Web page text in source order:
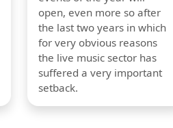
open, even more so after
the last two years in which
for very obvious reasons
the live music sector has
suffered a very important
setback.